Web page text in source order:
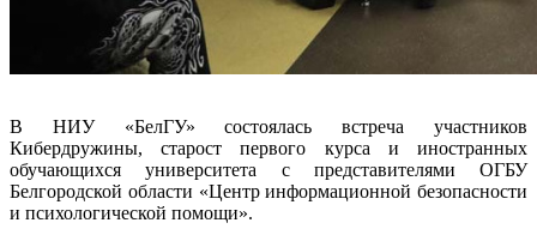
В НИУ «БелГУ» состоялась встреча участников
Кибердружины, старост первого курса и иностранных
обучающихся университета с представителями ОГБУ
Белгородской области «Центр информационной безопасности
и психологической помощи».